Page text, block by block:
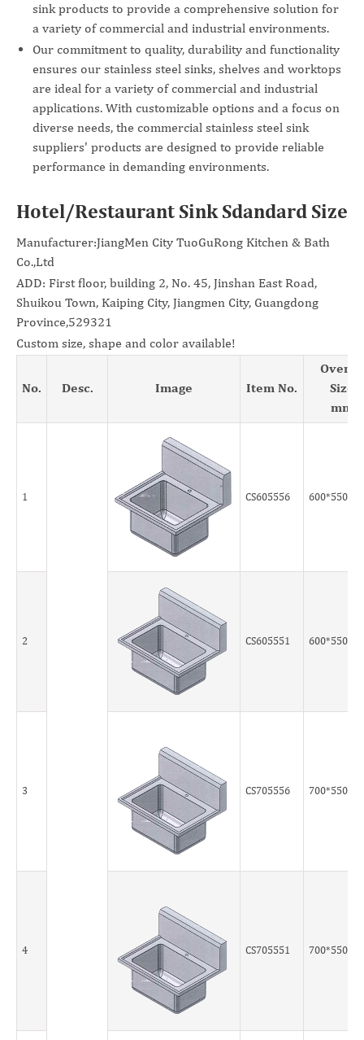
sink products to provide a comprehensive solution for
a variety of commercial and industrial environments.
Our commitment to quality, durability and functionality
ensures our stainless steel sinks, shelves and worktops
are ideal for a variety of commercial and industrial
applications. With customizable options and a focus on
diverse needs, the commercial stainless steel sink
suppliers' products are designed to provide reliable
performance in demanding environments.
Hotel/Restaurant Sink Sdandard Size
Manufacturer:JiangMen City TuoGuRong Kitchen & Bath
Co.,Ltd
ADD: First floor, building 2, No. 45, Jinshan East Road,
Shuikou Town, Kaiping City, Jiangmen City, Guangdong
Province,529321
Custom size, shape and color available!
No. Desc. Image Item No.
Overall
Size
mm
1 CS605556
2 CS605551
3 CS705556
4 CS705551